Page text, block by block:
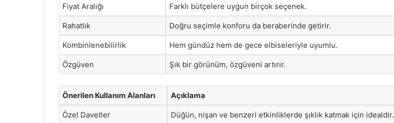
Fiyat Aralığı Farklı bütçelere uygun birçok seçenek.
Rahatlık Doğru seçimle konforu da beraberinde getirir.
Kombinlenebilirlik Hem gündüz hem de gece elbiseleriyle uyumlu.
Özgüven Şık bir görünüm, özgüveni artırır.
Önerilen Kullanım Alanları Açıklama
Özel Davetler Düğün, nişan ve benzeri etkinliklerde şıklık katmak için idealdir.